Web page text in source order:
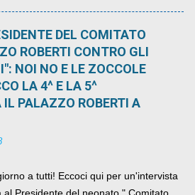
DEL COMITATO
ROBERTI CONTRO GLI
NOI NO E LE ZOCCOLE
LA 4^ E LA 5^
PALAZZO ROBERTI A
a tutti! Eccoci qui per un'intervista